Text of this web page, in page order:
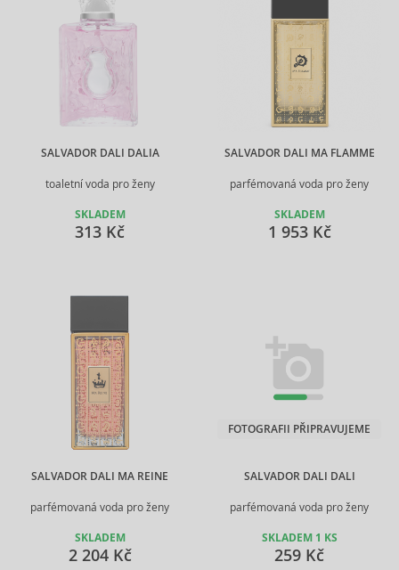
SALVADOR DALI DALIA
toaletní voda pro ženy
SKLADEM
313 Kč
SALVADOR DALI MA FLAMME
parfémovaná voda pro ženy
SKLADEM
1 953 Kč
SALVADOR DALI MA REINE
parfémovaná voda pro ženy
SKLADEM
2 204 Kč
SALVADOR DALI DALI
parfémovaná voda pro ženy
FOTOGRAFII PŘIPRAVUJEME
SKLADEM 1 KS
259 Kč